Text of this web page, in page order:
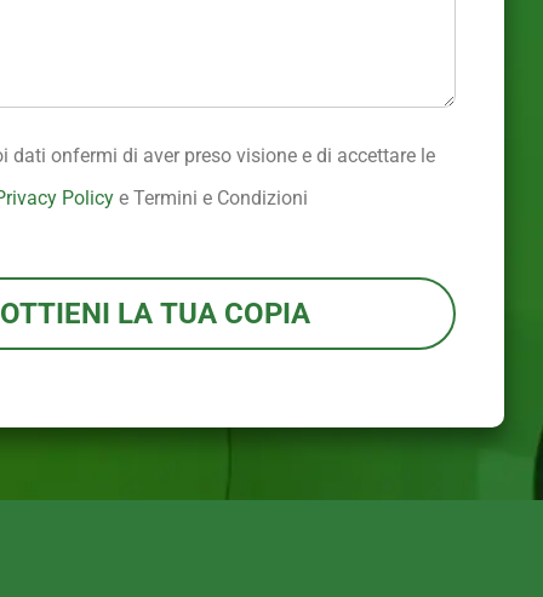
dati onfermi di aver preso visione e di accettare le
Policye Termini e Condizioni
OTTIENI LA TUA COPIA